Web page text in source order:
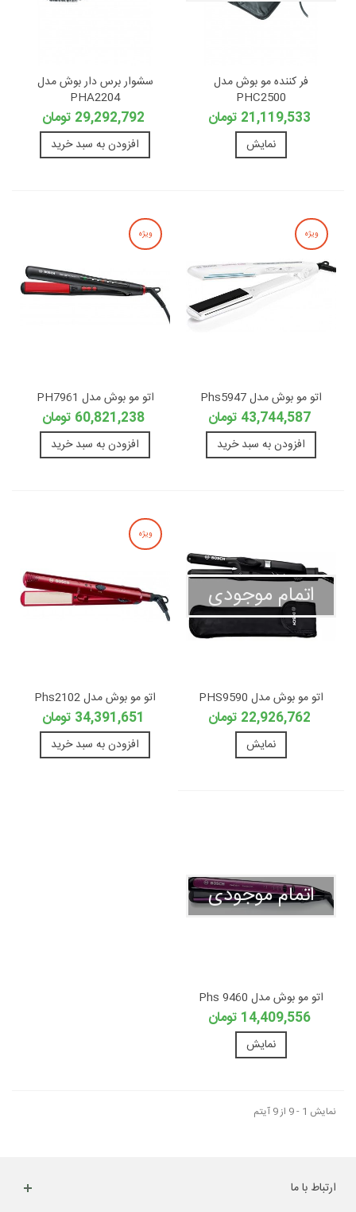
فر کننده مو بوش مدل
PHC2500
21,119,533 تومان
نمایش
سشوار برس دار بوش مدل
PHA2204
29,292,792 تومان
افزودن به سبد خرید
ویژه
اتو مو بوش مدل Phs5947
43,744,587 تومان
افزودن به سبد خرید
ویژه
اتو مو بوش مدل PH7961
60,821,238 تومان
افزودن به سبد خرید
اتمام موجودی
اتو مو بوش مدل PHS9590
22,926,762 تومان
نمایش
ویژه
اتو مو بوش مدل Phs2102
34,391,651 تومان
افزودن به سبد خرید
اتمام موجودی
اتو مو بوش مدل Phs 9460
14,409,556 تومان
نمایش
نمایش 1 - 9 از 9 آیتم
ارتباط با ما